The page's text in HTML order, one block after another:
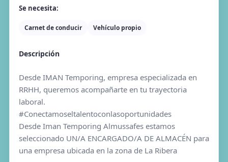
Se necesita:
Carnet de conducir Vehículo propio
Descripción
Desde IMAN Temporing, empresa especializada en
RRHH, queremos acompañarte en tu trayectoria
laboral.
#Conectamoseltalentoconlasoportunidades
Desde Iman Temporing Almussafes estamos
seleccionado UN/A ENCARGADO/A DE ALMACÉN para
una empresa ubicada en la zona de La Ribera